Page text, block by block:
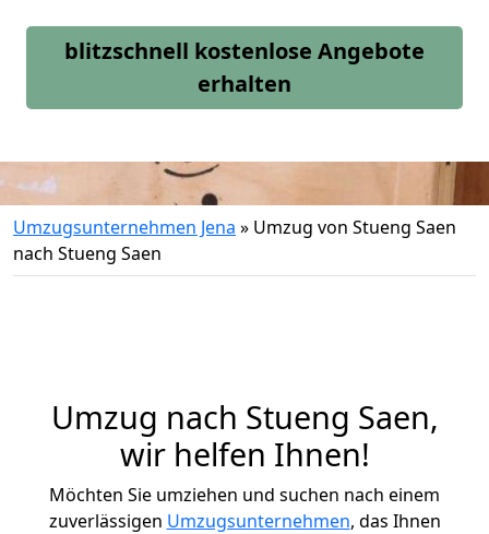
blitzschnell kostenlose Angebote
erhalten
Umzugsunternehmen Jena » Umzug von Stueng Saen
nach Stueng Saen
Umzug nach Stueng Saen,
wir helfen Ihnen!
Möchten Sie umziehen und suchen nach einem
zuverlässigen Umzugsunternehmen, das Ihnen